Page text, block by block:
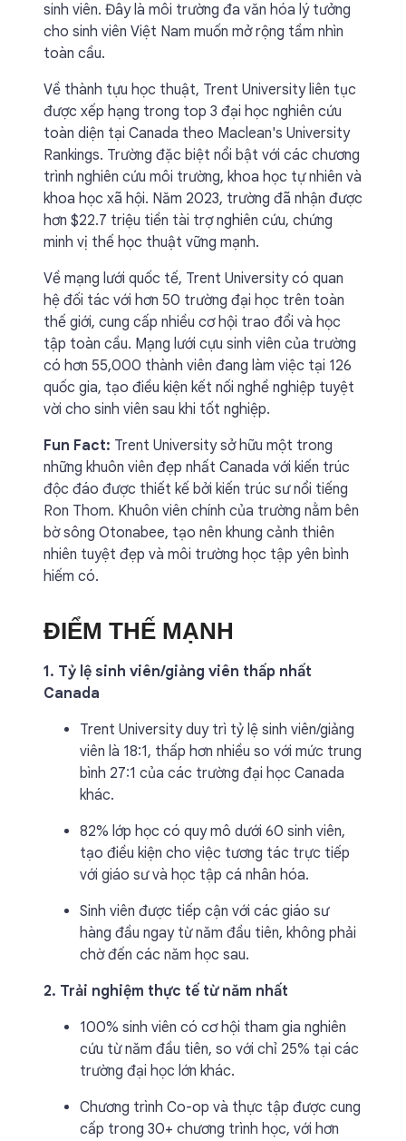
sinh viên. Đây là môi trường đa văn hóa lý tưởng
cho sinh viên Việt Nam muốn mở rộng tầm nhìn
toàn cầu.
Về thành tựu học thuật, Trent University liên tục
được xếp hạng trong top 3 đại học nghiên cứu
toàn diện tại Canada theo Maclean's University
Rankings. Trường đặc biệt nổi bật với các chương
trình nghiên cứu môi trường, khoa học tự nhiên và
khoa học xã hội. Năm 2023, trường đã nhận được
hơn $22.7 triệu tiền tài trợ nghiên cứu, chứng
minh vị thế học thuật vững mạnh.
Về mạng lưới quốc tế, Trent University có quan
hệ đối tác với hơn 50 trường đại học trên toàn
thế giới, cung cấp nhiều cơ hội trao đổi và học
tập toàn cầu. Mạng lưới cựu sinh viên của trường
có hơn 55,000 thành viên đang làm việc tại 126
quốc gia, tạo điều kiện kết nối nghề nghiệp tuyệt
vời cho sinh viên sau khi tốt nghiệp.
Fun Fact: Trent University sở hữu một trong
những khuôn viên đẹp nhất Canada với kiến trúc
độc đáo được thiết kế bởi kiến trúc sư nổi tiếng
Ron Thom. Khuôn viên chính của trường nằm bên
bờ sông Otonabee, tạo nên khung cảnh thiên
nhiên tuyệt đẹp và môi trường học tập yên bình
hiếm có.
ĐIỂM THẾ MẠNH
1. Tỷ lệ sinh viên/giảng viên thấp nhất
Canada
Trent University duy trì tỷ lệ sinh viên/giảng
viên là 18:1, thấp hơn nhiều so với mức trung
bình 27:1 của các trường đại học Canada
khác.
82% lớp học có quy mô dưới 60 sinh viên,
tạo điều kiện cho việc tương tác trực tiếp
với giáo sư và học tập cá nhân hóa.
Sinh viên được tiếp cận với các giáo sư
hàng đầu ngay từ năm đầu tiên, không phải
chờ đến các năm học sau.
2. Trải nghiệm thực tế từ năm nhất
100% sinh viên có cơ hội tham gia nghiên
cứu từ năm đầu tiên, so với chỉ 25% tại các
trường đại học lớn khác.
Chương trình Co-op và thực tập được cung
cấp trong 30+ chương trình học, với hơn